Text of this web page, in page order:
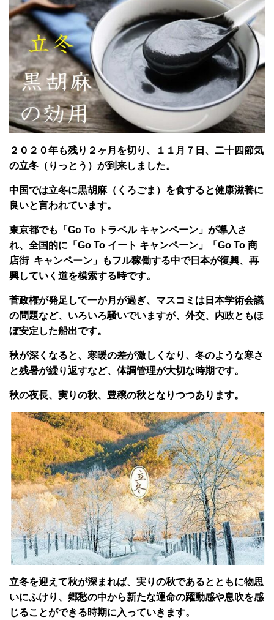
２０２０年も残り２ヶ月を切り、１１月７日、二十四節気
の立冬（りっとう）が到来しました。
中国では立冬に黒胡麻（くろごま）を食すると健康滋養に
良いと言われています。
東京都でも「Go To トラベル キャンペーン」が導入さ
れ、全国的に「Go To イート キャンペーン」「Go To 商
店街 キャンペーン」もフル稼働する中で日本が復興、再
興していく道を模索する時です。
菅政権が発足して一か月が過ぎ、マスコミは日本学術会議
の問題など、いろいろ騒いでいますが、外交、内政ともほ
ぼ安定した船出です。
秋が深くなると、寒暖の差が激しくなり、冬のような寒さ
と残暑が繰り返すなど、体調管理が大切な時期です。
秋の夜長、実りの秋、豊穣の秋となりつつあります。
立冬を迎えて秋が深まれば、実りの秋であるとともに物思
いにふけり、郷愁の中から新たな運命の躍動感や息吹を感
じることができる時期に入っていきます。